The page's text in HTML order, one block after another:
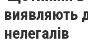
виявляють
нелегалів